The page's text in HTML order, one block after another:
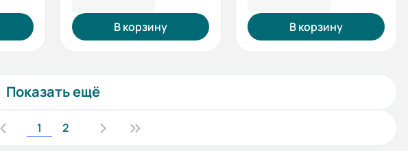
В корзину В корзину
Показать ещё
1 2